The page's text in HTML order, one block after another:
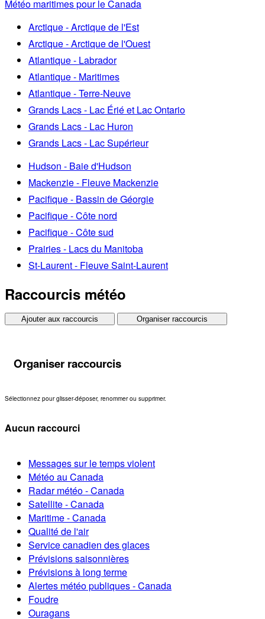
Météo maritimes pour le Canada
Arctique - Arctique de l'Est
Arctique - Arctique de l'Ouest
Atlantique - Labrador
Atlantique - Maritimes
Atlantique - Terre-Neuve
Grands Lacs - Lac Érié et Lac Ontario
Grands Lacs - Lac Huron
Grands Lacs - Lac Supérieur
Hudson - Baie d'Hudson
Mackenzie - Fleuve Mackenzie
Pacifique - Bassin de Géorgie
Pacifique - Côte nord
Pacifique - Côte sud
Prairies - Lacs du Manitoba
St-Laurent - Fleuve Saint-Laurent
Raccourcis météo
Ajouter aux raccourcis Organiser raccourcis
Organiser raccourcis
Sélectionnez pour glisser-déposer, renommer ou supprimer.
Aucun raccourci
Messages sur le temps violent
Météo au Canada
Radar météo - Canada
Satellite - Canada
Maritime - Canada
Qualité de l'air
Service canadien des glaces
Prévisions saisonnières
Prévisions à long terme
Alertes météo publiques - Canada
Foudre
Ouragans